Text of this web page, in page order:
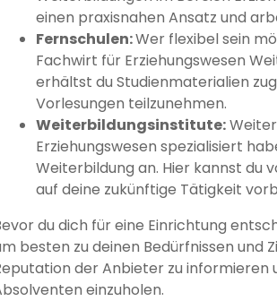
einen praxisnahen Ansatz und
Fernschulen:Wer flexibel sein
Fachwirt für Erziehungswesen
erhältst du Studienmaterialien
Vorlesungen teilzunehmen.
Weiterbildungsinstitute:
Erziehungswesen spezialisiert
Weiterbildung an. Hier kannst du
auf deine zukünftige Tätigkeit
du dich für eine Einrichtung
besten zu deinen Bedürfnissen und
der Anbieter zu
einzuholen.